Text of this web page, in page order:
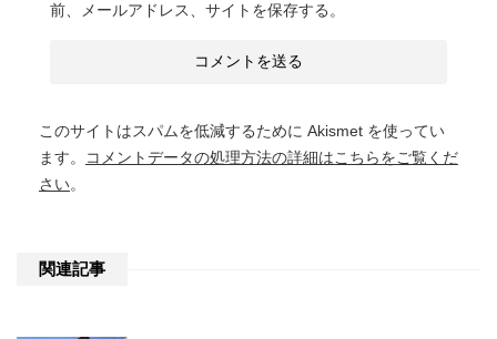
前、メールアドレス、サイトを保存する。
このサイトはスパムを低減するために Akismet を使ってい
ます。
コメントデータの処理方法の詳細はこちらをご覧くだ
さい。
関連記事